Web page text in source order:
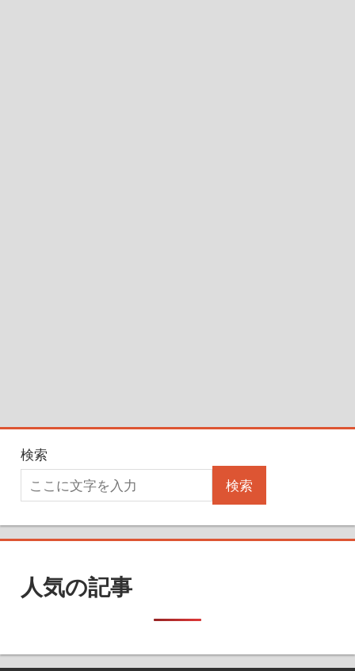
検索
検索
人気の記事